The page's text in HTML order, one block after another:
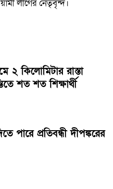
লীগের নেতৃবৃন্দ।
২ কিলোমিটার রাস্তা
শত শত শিক্ষার্থী
পারে প্রতিবন্ধী দীপঙ্করের